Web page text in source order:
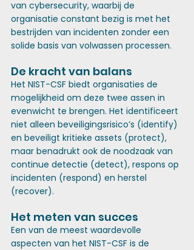
van cybersecurity, waarbij de
organisatie constant bezig is met het
bestrijden van incidenten zonder een
solide basis van volwassen processen.
De kracht van balans
Het NIST-CSF biedt organisaties de
mogelijkheid om deze twee assen in
evenwicht te brengen. Het identificeert
niet alleen beveiligingsrisico’s (identify)
en beveiligt kritieke assets (protect),
maar benadrukt ook de noodzaak van
continue detectie (detect), respons op
incidenten (respond) en herstel
(recover).
Het meten van succes
Een van de meest waardevolle
aspecten van het NIST-CSF is de